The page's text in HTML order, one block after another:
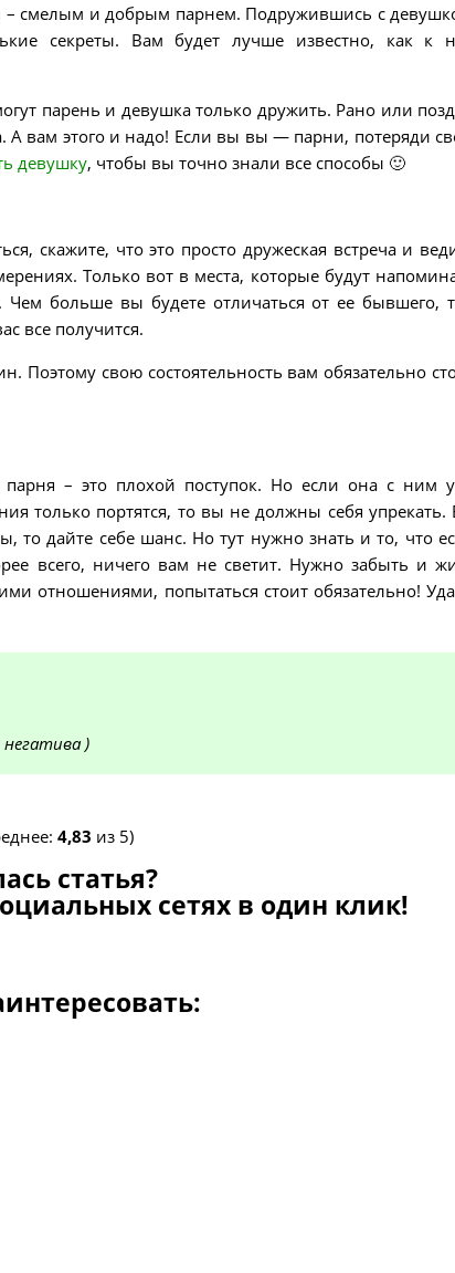
– смелым и добрым парнем. Подружившись с
секреты. Вам будет лучше известно, как к
парень и девушка только дружить. Рано или
А вам этого и надо! Если вы вы — парни, потеряди
девушку, чтобы вы точно знали все способы 🙂
скажите, что это просто дружеская встреча и
Только вот в места, которые будут
больше вы будете отличаться от ее бывшего,
все получится.
свою состоятельность вам обязательно
– это плохой поступок. Но если она с ним
только портятся, то вы не должны себя упрекать.
то дайте себе шанс. Но тут нужно знать и то, что
всего, ничего вам не светит. Нужно забыть и
отношениями, попытаться стоит обязательно!
)
4,83 из 5)
статья?
сетях в один клик!